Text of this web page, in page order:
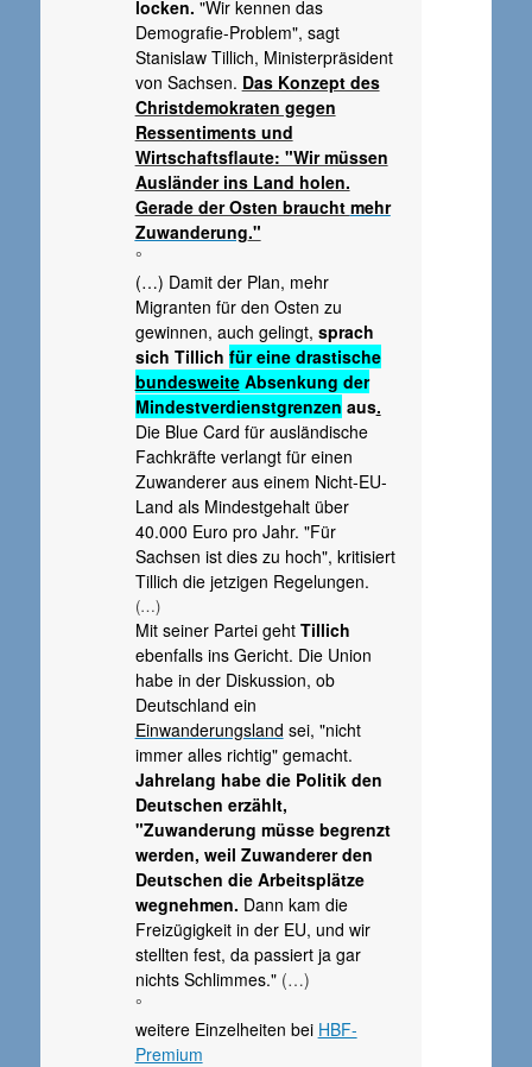
locken. "Wir kennen das
Demografie-Problem", sagt
Stanislaw Tillich, Ministerpräsident
von Sachsen. Das Konzept des
Christdemokraten gegen
Ressentiments und
Wirtschaftsflaute: "Wir müssen
Ausländer ins Land holen.
Gerade der Osten braucht mehr
Zuwanderung."
°
(…) Damit der Plan, mehr
Migranten für den Osten zu
gewinnen, auch gelingt, sprach
sich Tillich für eine drastische
bundesweiteAbsenkung der
Mindestverdienstgrenzen aus.
Die Blue Card für ausländische
Fachkräfte verlangt für einen
Zuwanderer aus einem Nicht-EU-
Land als Mindestgehalt über
40.000 Euro pro Jahr. "Für
Sachsen ist dies zu hoch", kritisiert
Tillich die jetzigen Regelungen.
(…)
Mit seiner Partei geht Tillich
ebenfalls ins Gericht. Die Union
habe in der Diskussion, ob
Deutschland ein
Einwanderungsland sei, "nicht
immer alles richtig" gemacht.
Jahrelang habe die Politik den
Deutschen erzählt,
"Zuwanderung müsse begrenzt
werden, weil Zuwanderer den
Deutschen die Arbeitsplätze
wegnehmen. Dann kam die
Freizügigkeit in der EU, und wir
stellten fest, da passiert ja gar
nichts Schlimmes."(…)
°
weitere Einzelheiten bei HBF-
Premium